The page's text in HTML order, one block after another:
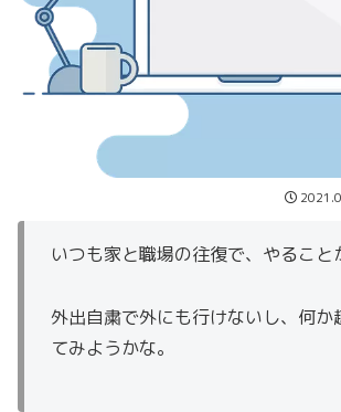
いつも家と職場の往復で、やること
外出自粛で外にも行けないし、何か
てみようかな。